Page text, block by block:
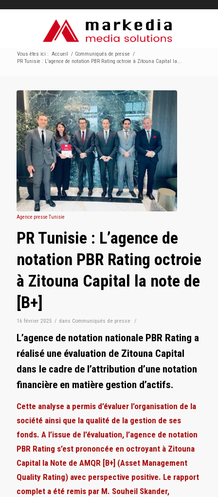
Vous êtes ici : Accueil / Communiqués de presse /
PR Tunisie : L’agence de notation PBR Rating octroie à Zitouna Capital la...
Agence presse Tunisie
PR Tunisie : L’agence de
notation PBR Rating octroie
à Zitouna Capital la note de
[B+]
16 février 2025 / dans Communiqués de presse /
L’agence de notation nationale PBR Rating a
réalisé une évaluation de Zitouna Capital
dans le cadre de l’attribution d’une notation
financière en matière gestion d’actifs.
Cette analyse a permis d’évaluer l’organisation de la
société ainsi que la qualité de la gestion de ses
fonds. A l’issue de l’évaluation, l’agence de notation
PBR Rating s’est prononcée en octroyant à Zitouna
Capital la Note de AMQR [B+] (Asset Management
Quality Rating) avec perspective positive. Le rapport
complet a été remis par M. Souheil Skander,